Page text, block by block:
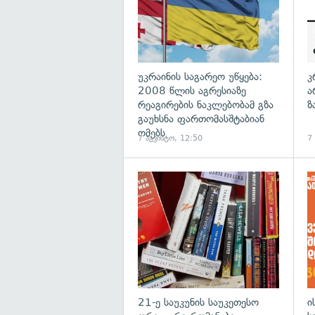
უკრაინის საგარეო უწყება:
2008 წლის აგრესიაზე
რეაგირების ნაკლებობამ გზა
გაუხსნა ფართომასშტაბიან
ომებს
7 აგვისტო, 12:50 7
21-ე საუკუნის საუკეთესო